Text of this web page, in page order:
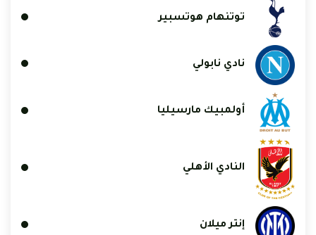
توتنهام هوتسبير
نادي نابولي
أولمبيك مارسيليا
النادي الأهلي
إنتر ميلان